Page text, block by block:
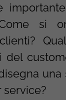
si
del
una
service?